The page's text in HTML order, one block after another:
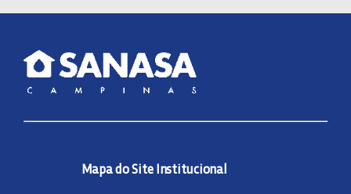
FIDELIDADE
FONTE ALTERNATIVA
IMOBILIÁRIAS
INDIVIDUALIZAÇÃO
Mapa do Site Institucional